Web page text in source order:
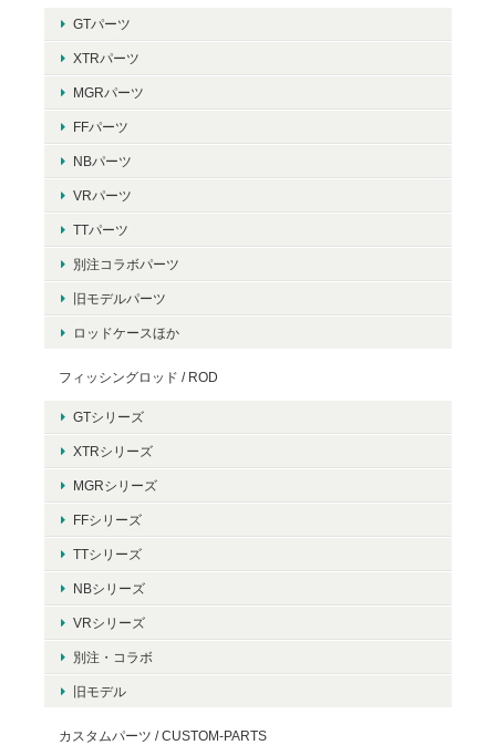
GTパーツ
XTRパーツ
MGRパーツ
FFパーツ
NBパーツ
VRパーツ
TTパーツ
別注コラボパーツ
旧モデルパーツ
ロッドケースほか
フィッシングロッド / ROD
GTシリーズ
XTRシリーズ
MGRシリーズ
FFシリーズ
TTシリーズ
NBシリーズ
VRシリーズ
別注・コラボ
旧モデル
カスタムパーツ / CUSTOM-PARTS